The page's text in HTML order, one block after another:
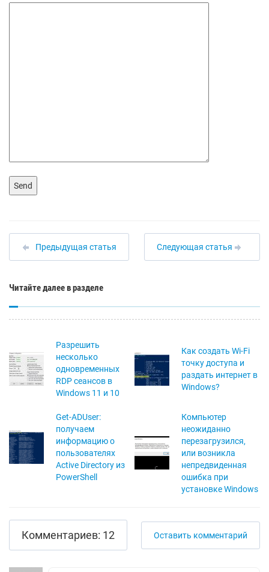
Предыдущая статья Следующая статья
Читайте далее в разделе
Разрешить
несколько
одновременных
RDP сеансов в
Windows 11 и 10
Как создать Wi-Fi
точку доступа и
раздать интернет в
Windows?
Get-ADUser:
получаем
информацию о
пользователях
Active Directory из
PowerShell
Компьютер
неожиданно
перезагрузился,
или возникла
непредвиденная
ошибка при
установке Windows
Комментариев: 12 Оставить комментарий